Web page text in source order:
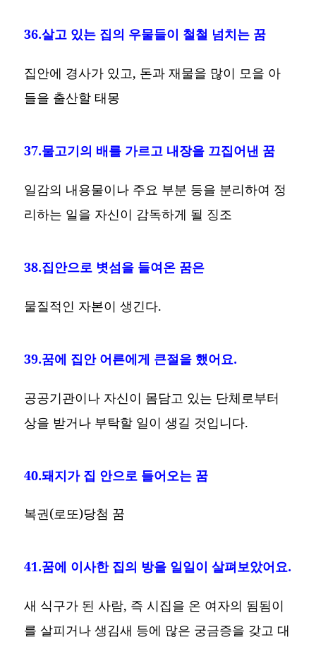
36.살고 있는 집의 우물들이 철철 넘치는 꿈
집안에 경사가 있고, 돈과 재물을 많이 모을 아
들을 출산할 태몽
37.물고기의 배를 가르고 내장을 끄집어낸 꿈
일감의 내용물이나 주요 부분 등을 분리하여 정
리하는 일을 자신이 감독하게 될 징조
38.집안으로 볏섬을 들여온 꿈은
물질적인 자본이 생긴다.
39.꿈에 집안 어른에게 큰절을 했어요.
공공기관이나 자신이 몸담고 있는 단체로부터
상을 받거나 부탁할 일이 생길 것입니다.
40.돼지가 집 안으로 들어오는 꿈
복권(로또)당첨 꿈
41.꿈에 이사한 집의 방을 일일이 살펴보았어요.
새 식구가 된 사람, 즉 시집을 온 여자의 됨됨이
를 살피거나 생김새 등에 많은 궁금증을 갖고 대